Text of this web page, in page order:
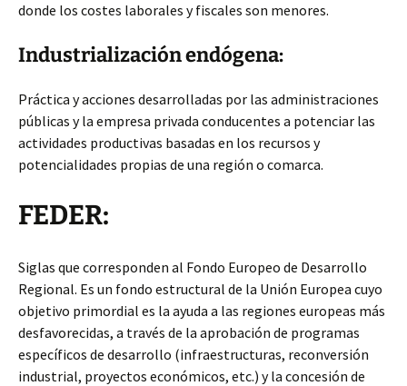
donde los costes laborales y fiscales son menores.
Industrialización endógena:
Práctica y acciones desarrolladas por las administraciones
públicas y la empresa privada conducentes a potenciar las
actividades productivas basadas en los recursos y
potencialidades propias de una región o comarca.
FEDER:
Siglas que corresponden al Fondo Europeo de Desarrollo
Regional. Es un fondo estructural de la Unión Europea cuyo
objetivo primordial es la ayuda a las regiones europeas más
desfavorecidas, a través de la aprobación de programas
específicos de desarrollo (infraestructuras, reconversión
industrial, proyectos económicos, etc.) y la concesión de